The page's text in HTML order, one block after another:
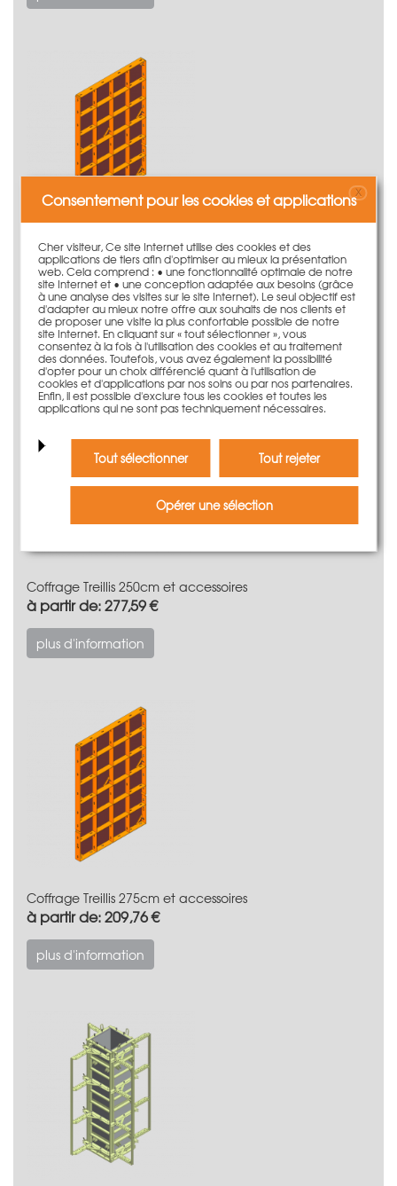
Coffrage Treillis 150cm et accessoires
116,85 €
plus d'information
Coffrage Treillis 250cm et accessoires
à partir de: 277,59 €
plus d'information
Coffrage Treillis 275cm et accessoires
à partir de: 209,76 €
plus d'information
Consentement pour les cookies et applicationsX
Cher visiteur, Ce site Internet utilise des cookies et des
applications de tiers afin d'optimiser au mieux la présentation
web. Cela comprend : • une fonctionnalité optimale de notre
site Internet et • une conception adaptée aux besoins (grâce
à une analyse des visites sur le site Internet). Le seul objectif est
d'adapter au mieux notre offre aux souhaits de nos clients et
de proposer une visite la plus confortable possible de notre
site Internet. En cliquant sur « tout sélectionner », vous
consentez à la fois à l'utilisation des cookies et au traitement
des données. Toutefois, vous avez également la possibilité
d'opter pour un choix différencié quant à l'utilisation de
cookies et d'applications par nos soins ou par nos partenaires.
Enfin, il est possible d'exclure tous les cookies et toutes les
applications qui ne sont pas techniquement nécessaires.
Tout sélectionner Tout rejeter
Opérer une sélection